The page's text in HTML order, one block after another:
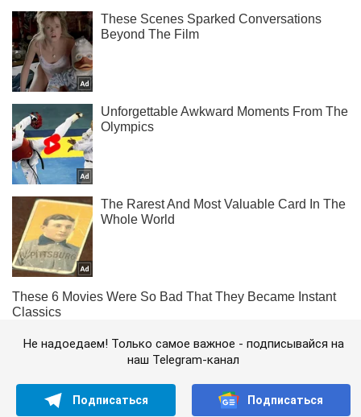
Не надоедаем! Только самое важное - подписывайся на
наш Telegram-канал
Подписаться Подписаться